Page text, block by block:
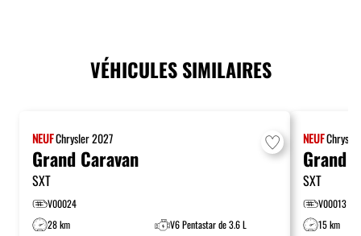
VÉHICULES SIMILAIRES
NEUFChrysler2027
Grand Caravan
SXT
V00024
28 km
V6 Pentastar de 3.6 L
NEUF
Grand
SXT
V00013
15 km